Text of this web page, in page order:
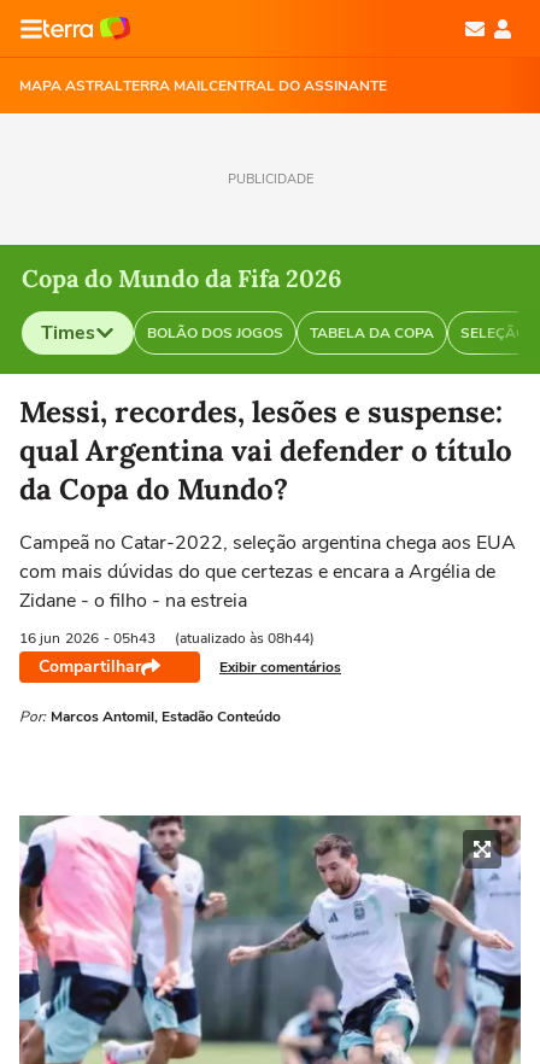
MAPA ASTRALTERRA MAILCENTRAL DO ASSINANTE
PUBLICIDADE
Copa do Mundo da Fifa 2026
Times BOLÃO DOS JOGOS TABELA DA COPA SELEÇÃO
Selecione o time para ver as notícias
Messi, recordes, lesões e suspense:
qual Argentina vai defender o título
da Copa do Mundo?
Campeã no Catar-2022, seleção argentina chega aos EUA
com mais dúvidas do que certezas e encara a Argélia de
Zidane - o filho - na estreia
16 jun 2026 - 05h43 (atualizado às 08h44)
Compartilhar Exibir comentários
Por: Marcos Antomil, Estadão Conteúdo